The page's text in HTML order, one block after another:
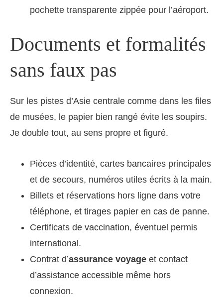
pochette transparente zippée pour l’aéroport.
Documents et formalités
sans faux pas
Sur les pistes d’Asie centrale comme dans les files
de musées, le papier bien rangé évite les soupirs.
Je double tout, au sens propre et figuré.
Pièces d’identité, cartes bancaires principales
et de secours, numéros utiles écrits à la main.
Billets et réservations hors ligne dans votre
téléphone, et tirages papier en cas de panne.
Certificats de vaccination, éventuel permis
international.
Contrat d’assurance voyage et contact
d’assistance accessible même hors
connexion.